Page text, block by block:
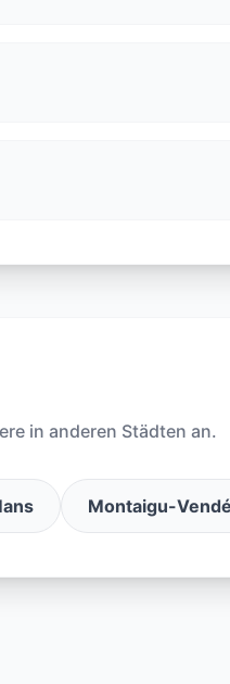
in anderen Städten an.
Montaigu-